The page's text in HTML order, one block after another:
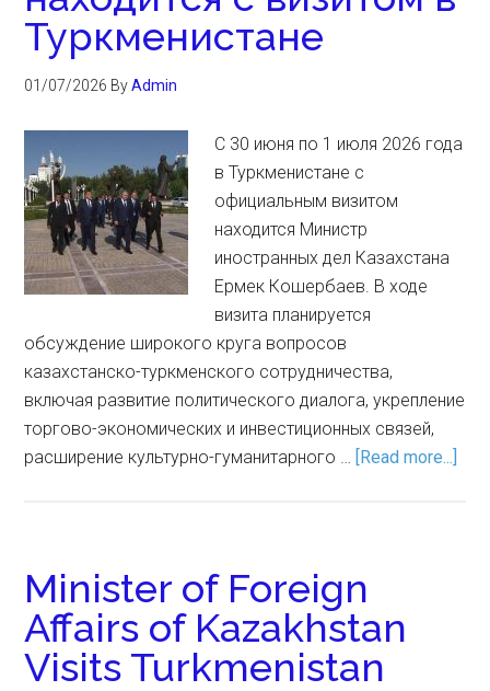
Туркменистане
01/07/2026 ByAdmin
C 30 июня по 1 июля 2026 года
в Туркменистане с
официальным визитом
находится Министр
иностранных дел Казахстана
Ермек Кошербаев. В ходе
визита планируется
обсуждение широкого круга вопросов
казахстанско-туркменского сотрудничества,
включая развитие политического диалога, укрепление
торгово-экономических и инвестиционных связей,
расширение культурно-гуманитарного … [Read more...]
Minister of Foreign
Affairs of Kazakhstan
Visits Turkmenistan